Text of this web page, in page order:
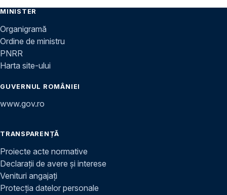
MINISTER
Organigramă
Ordine de ministru
PNRR
Harta site-ului
GUVERNUL ROMÂNIEI
www.gov.ro
TRANSPARENȚĂ
Proiecte acte normative
Declarații de avere și interese
Venituri angajați
Protecția datelor personale